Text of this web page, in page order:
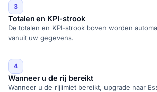
3
Totalen en KPI-strook
De totalen en KPI-strook boven worden
vanuit uw gegevens.
4
Wanneer u de rij bereikt
Wanneer u de rijlimiet bereikt, upgrade naar